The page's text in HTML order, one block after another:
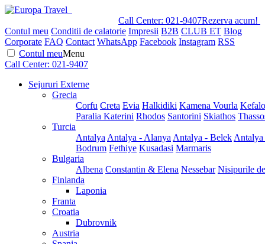
Call Center: 021-9407Rezerva acum!
Contul meu Conditii de calatorie Impresii B2B CLUB ET Blog
Corporate FAQ Contact WhatsApp Facebook Instagram RSS
Contul meuMenu
Call Center: 021-9407
Sejururi Externe
Grecia
Corfu Creta Evia Halkidiki Kamena Vourla
Paralia Katerini Rhodos Santorini Skiathos
Turcia
Antalya Antalya - Alanya Antalya - Belek
Bodrum Fethiye Kusadasi Marmaris
Bulgaria
Albena Constantin & Elena Nessebar Nisipurile
Finlanda
Laponia
Franta
Croatia
Dubrovnik
Austria